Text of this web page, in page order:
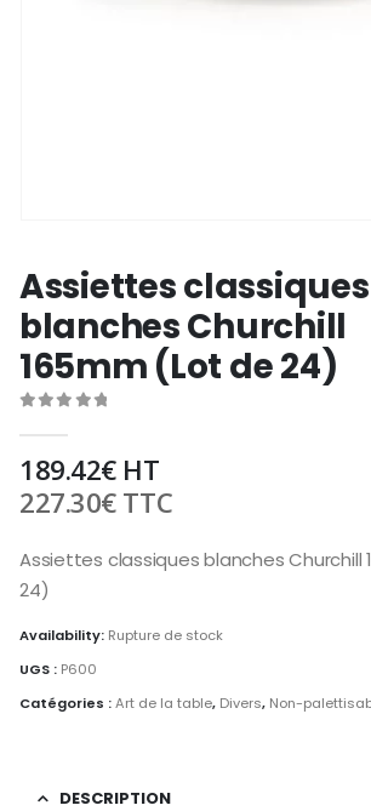
Assiettes classiques
blanches Churchill
165mm (Lot de 24)
189.42€HT
227.30€TTC
Assiettes classiques blanches Churchill
24)
Availability: Rupture de stock
UGS : P600
Catégories :Art de la table, Divers, Non-
DESCRIPTION